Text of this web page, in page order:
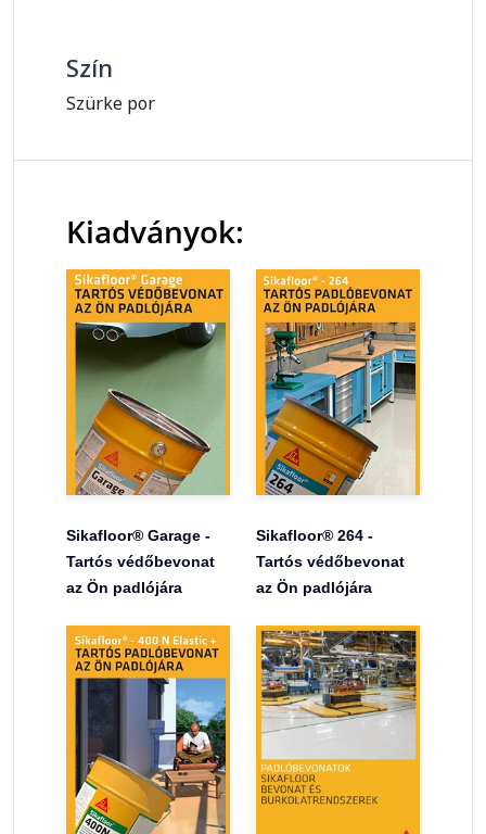
Szín
Szürke por
Kiadványok:
Sikafloor® Garage -
Tartós védőbevonat
az Ön padlójára
Sikafloor® 264 -
Tartós védőbevonat
az Ön padlójára